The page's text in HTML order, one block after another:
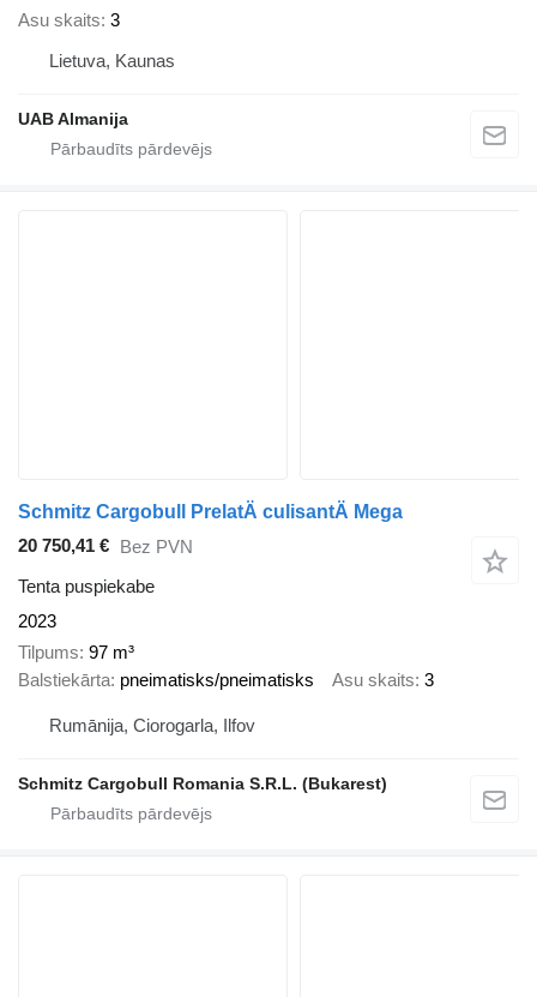
Asu skaits 3
Lietuva, Kaunas
UAB Almanija
Schmitz Cargobull PrelatÄ culisantÄ Mega
20 750,41 € Bez PVN
Tenta puspiekabe
2023
Tilpums 97 m³
Balstiekārta pneimatisks/pneimatisks Asu skaits 3
Rumānija, Ciorogarla, Ilfov
Schmitz Cargobull Romania S.R.L. (Bukarest)